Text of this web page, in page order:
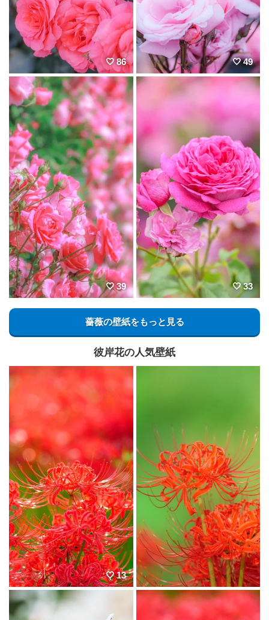
86 49
39 33
薔薇の壁紙をもっと見る
彼岸花の人気壁紙
13